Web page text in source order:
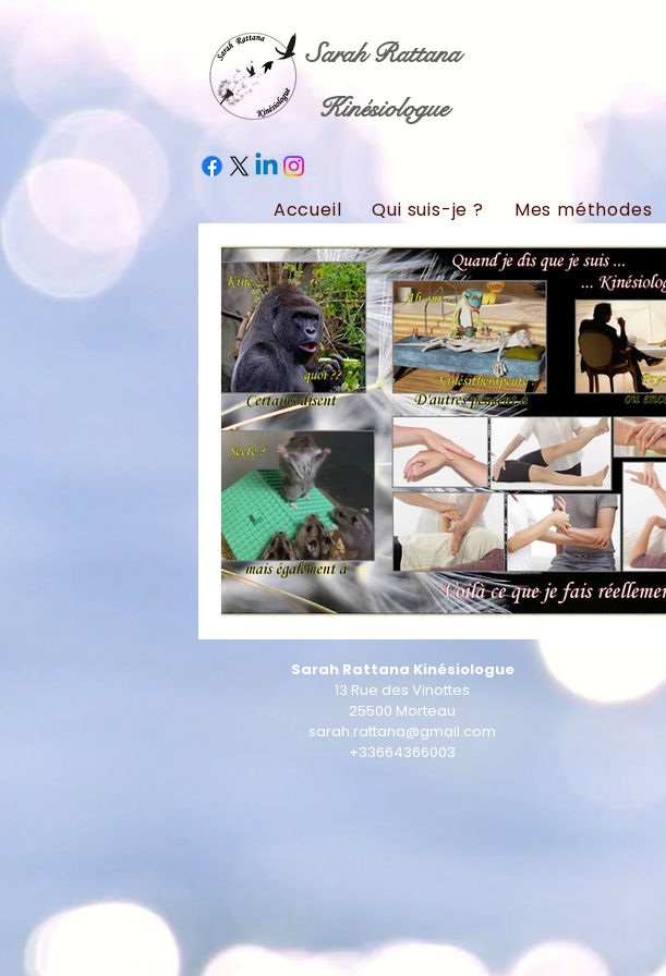
Sarah Rattana
Kinésiologue
Accueil Qui suis-je ? Mes méthodes
Sarah Rattana Kinésiologue
13 Rue des Vinottes
25500 Morteau
sarah.rattana@gmail.com
+33664366003